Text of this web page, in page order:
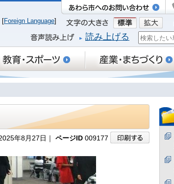
[Foreign Language]
読み上げる
年8月27日｜ ページID 009177